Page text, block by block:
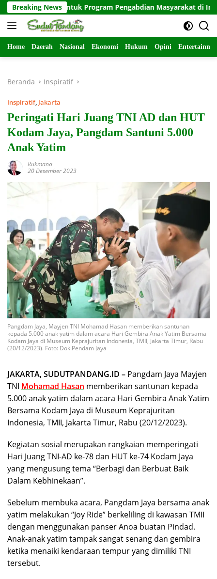
Langsung
ke
konten
Breaking News
untuk Program Pengabdian Masyarakat di Indramayu
Home Daerah Nasional Ekonomi Hukum Opini
Beranda Inspiratif
Inspiratif, Jakarta
Peringati Hari Juang TNI AD dan HUT
Kodam Jaya, Pangdam Santuni 5.000
Anak Yatim
Rukmana
20 Desember 2023
Pangdam Jaya, Mayjen TNI Mohamad Hasan memberikan santunan
kepada 5.000 anak yatim dalam acara Hari Gembira Anak Yatim Bersama
Kodam Jaya di Museum Keprajuritan Indonesia, TMII, Jakarta Timur, Rabu
(20/12/2023). Foto: Dok.Pendam Jaya
JAKARTA, SUDUTPANDANG.ID – Pangdam Jaya Mayjen
TNI Mohamad Hasan memberikan santunan kepada
5.000 anak yatim dalam acara Hari Gembira Anak Yatim
Bersama Kodam Jaya di Museum Keprajuritan
Indonesia, TMII, Jakarta Timur, Rabu (20/12/2023).
Kegiatan sosial merupakan rangkaian memperingati
Hari Juang TNI-AD ke-78 dan HUT ke-74 Kodam Jaya
yang mengusung tema “Berbagi dan Berbuat Baik
Dalam Kebhinekaan”.
Sebelum membuka acara, Pangdam Jaya bersama anak
yatim melakukan “Joy Ride” berkeliling di kawasan TMII
dengan menggunakan panser Anoa buatan Pindad.
Anak-anak yatim tampak sangat senang dan gembira
ketika menaiki kendaraan tempur yang dimiliki TNI
tersebut.